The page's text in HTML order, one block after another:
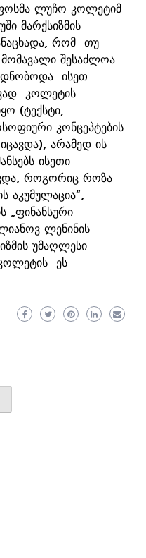
ლუჩო კოლეტიმ
მარქსიზმის
რომ თუ
შესაძლოა
ისეთ
კოლეტის
(ტექსტი,
კონცეპტების
არამედ ის
ისეთი
როგორიც როზა
აკუმულაცია“,
ლენინის
უმაღლესი
ეს